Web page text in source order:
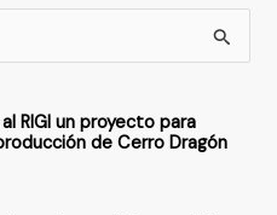
RIGI un proyecto para
de Cerro Dragón